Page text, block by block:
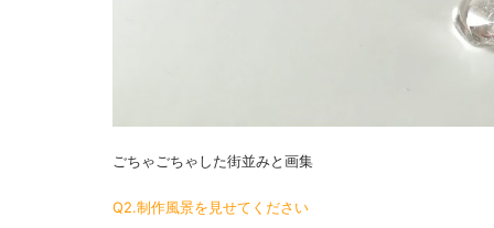
ごちゃごちゃした街並みと画集
Q2.制作風景を見せてください